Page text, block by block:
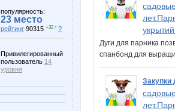
популярность:
23 место
рейтинг 90315 +32 ↑ ?
Привилегированный
пользователь 14
уровня
Дуги для парника
спанбонд для
Закупки